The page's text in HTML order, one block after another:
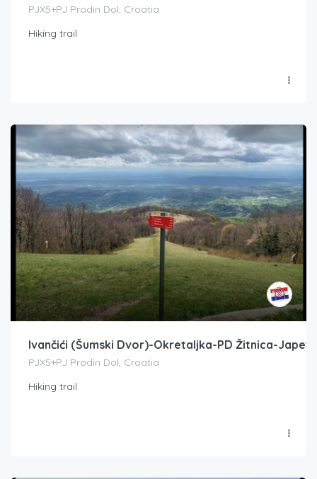
PJX5+PJ Prodin Dol, Croatia
Hiking trail
Ivančići (Šumski Dvor)-Okretaljka-PD Žitnica-
PJX5+PJ Prodin Dol, Croatia
Hiking trail